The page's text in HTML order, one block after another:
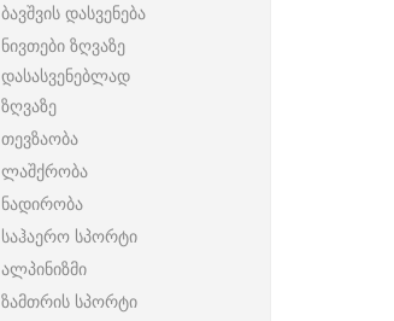
ბავშვის დასვენება
ნივთები ზღვაზე
დასასვენებლად
ზღვაზე
თევზაობა
ლაშქრობა
ნადირობა
საჰაერო სპორტი
ალპინიზმი
ზამთრის სპორტი